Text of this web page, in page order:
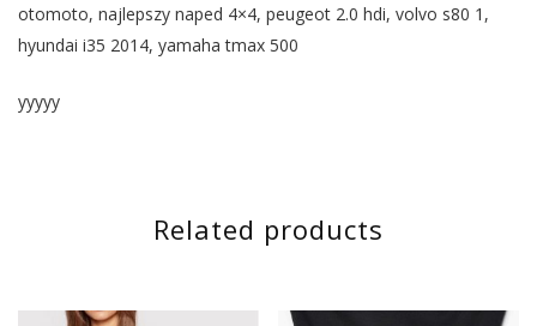
otomoto, najlepszy naped 4×4, peugeot 2.0 hdi, volvo s80 1,
hyundai i35 2014, yamaha tmax 500
yyyyy
Related products